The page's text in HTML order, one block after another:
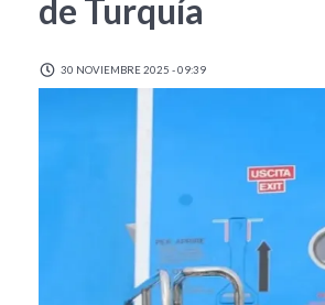
de Turquía
30 NOVIEMBRE 2025 - 09:39